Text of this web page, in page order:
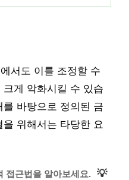
서도 이를 조정할 수
게 악화시킬 수 있습
바탕으로 정의된 금
위해서는 타당한 요
접근법을 알아보세요. 💡